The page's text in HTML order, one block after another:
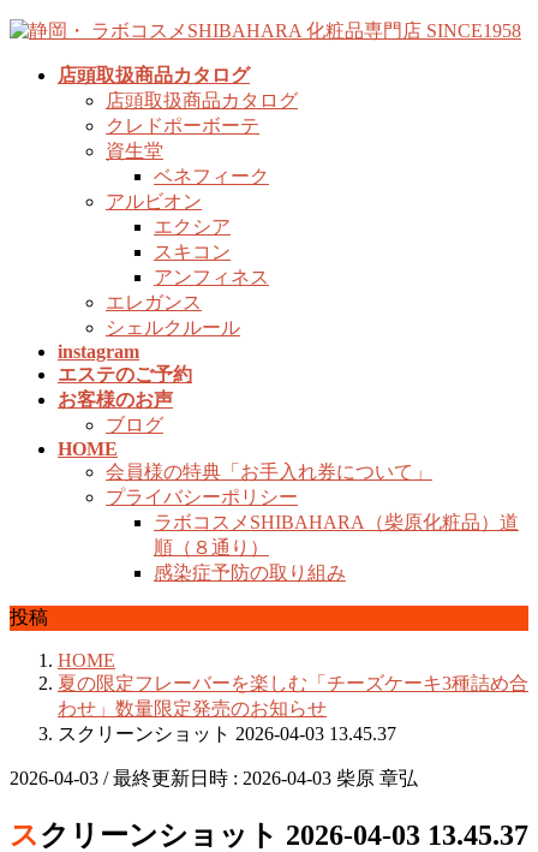
コ
ナ
店頭取扱商品カタログ
店頭取扱商品カタログ
クレドポーボーテ
資生堂
ベネフィーク
アルビオン
エクシア
スキコン
アンフィネス
エレガンス
シェルクルール
instagram
エステのご予約
お客様のお声
ブログ
HOME
会員様の特典「お手入れ券について」
プライバシーポリシー
ラボコスメSHIBAHARA（柴原化粧品）道
順（８通り）
感染症予防の取り組み
投稿
HOME
夏の限定フレーバーを楽しむ「チーズケーキ3種詰め合
わせ」数量限定発売のお知らせ
スクリーンショット 2026-04-03 13.45.37
2026-04-03 / 最終更新日時 : 2026-04-03 柴原 章弘
スクリーンショット 2026-04-03 13.45.37